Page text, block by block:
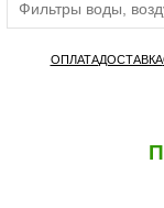
ОПЛАТАДОСТАВКА